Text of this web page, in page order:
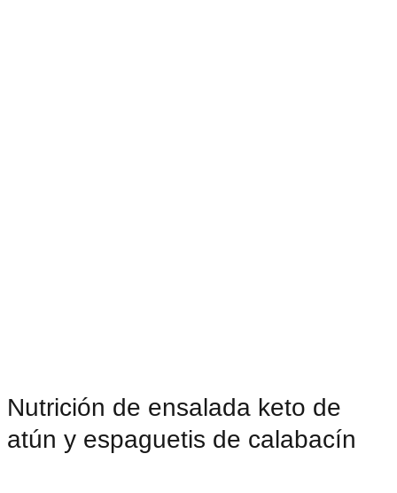
Nutrición de ensalada keto de
atún y espaguetis de calabacín